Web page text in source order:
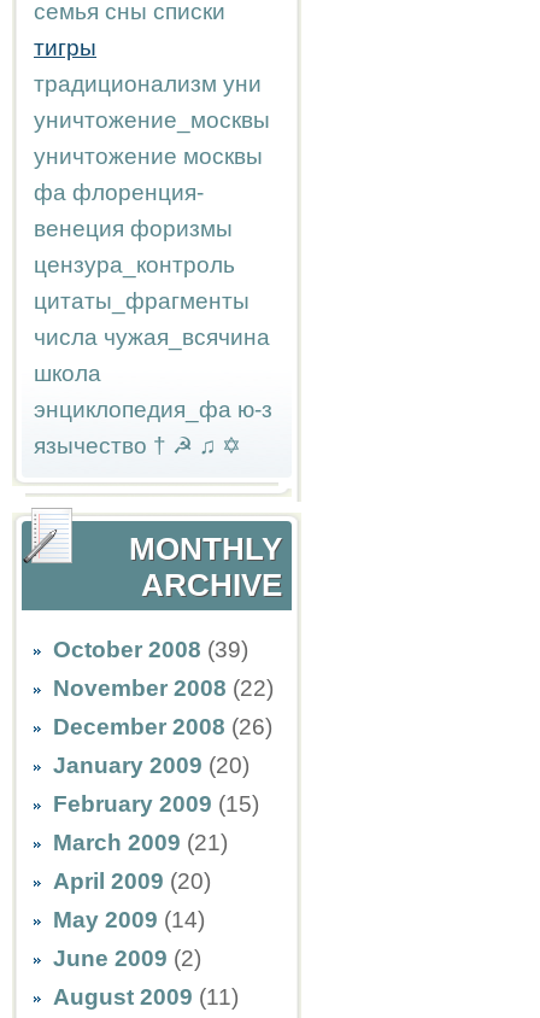
семья сны списки
тигры
традиционализм уни
уничтожение_москвы
уничтожение москвы
фа флоренция-
венеция форизмы
цензура_контроль
цитаты_фрагменты
числа чужая_всячина
школа
энциклопедия_фа ю-з
язычество † ☭ ♫ ✡
MONTHLY
ARCHIVE
October 2008 (39)
November 2008 (22)
December 2008 (26)
January 2009 (20)
February 2009 (15)
March 2009 (21)
April 2009 (20)
May 2009 (14)
June 2009 (2)
August 2009 (11)